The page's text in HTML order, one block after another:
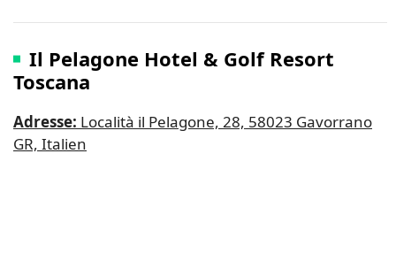
Il Pelagone Hotel & Golf Resort
Toscana
Adresse: Località il Pelagone, 28, 58023 Gavorrano
GR, Italien